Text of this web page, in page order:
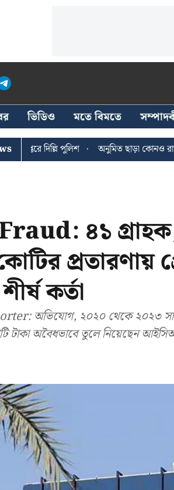
ভিডিও মতে বিমতে
পুলিশ অনুমিত ছাড়া কোনও রাজনৈতিক
৪১
প্রতারণায়
কর্তা
অভিযোগ, ২০২০ থেকে ২০২৩
অবৈধভাবে তুলে নিয়েছেন